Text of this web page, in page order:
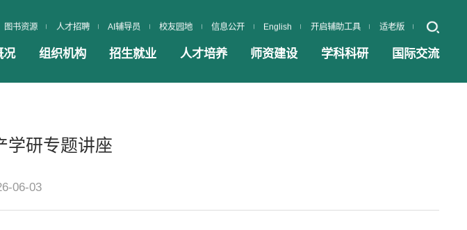
图书资源 人才招聘 AI辅导员 校友园地 信息公开 English 开启辅助工具 适老版
况 组织机构 招生就业 人才培养 师资建设 学科科研 国际交流
学研专题讲座
06-03